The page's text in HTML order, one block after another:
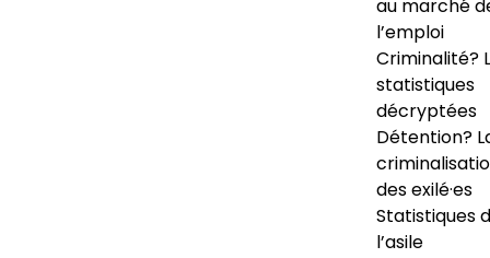
au marché
l’emploi
Criminalité?
statistiques
décryptées
Détention?
des exilé·es
Statistiques
l’asile